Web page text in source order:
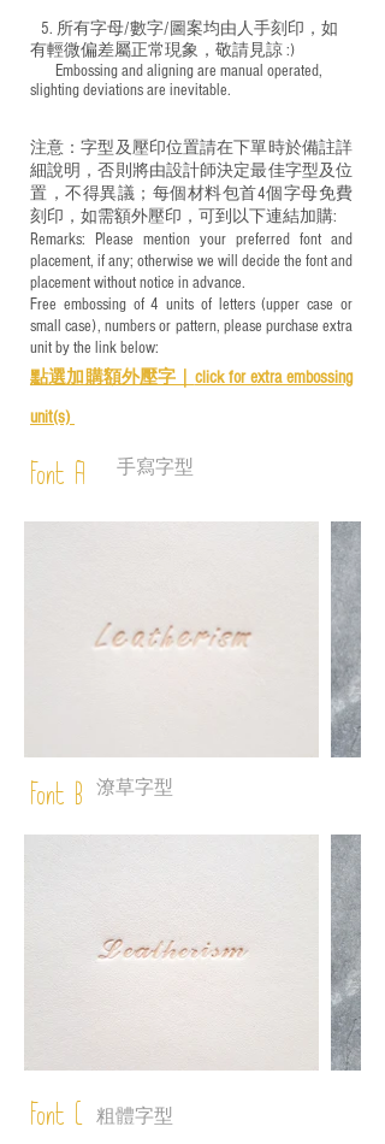
5. 所有字母/數字/圖案均由人手刻印，如
有輕微偏差屬正常現象，敬請見諒 :)
​ Embossing and aligning are manual operated,
slighting deviations are inevitable.
注意：字型及壓印位置請在下單時於備註詳
細說明，否則將由設計師決定最佳字型及位
置，不得異議；每個材料包首4個字母免費
刻印，如需額外壓印，可到以下連結加購:
Remarks: Please mention your preferred font and
placement, if any; otherwise we will decide the font and
placement without notice in advance.
Free embossing of 4 units of letters (upper case or
small case), numbers or pattern, please purchase extra
unit by the link below:
點選加購額外壓字｜ click for extra embossing
unit(s)
Font A 手寫字型
Font B 潦草字型
Font C 粗體字型